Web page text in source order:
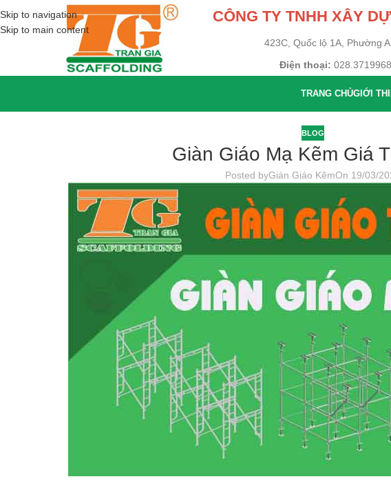
Skip to navigation
Skip to main content
CÔNG TY TNHH XÂY
423C, Quốc lộ 1A, Phường
Điện thoại:
TRANG CHỦGIỚI
BLOG
Giàn Giáo Mạ Kẽm Giá
Posted byGiàn Giáo KẽmOn 19/03/